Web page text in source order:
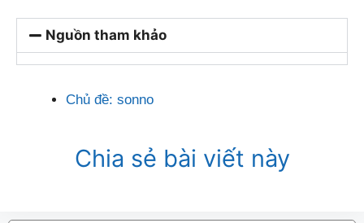
Nguồn tham khảo
Chủ đề: sonno
Chia sẻ bài viết này